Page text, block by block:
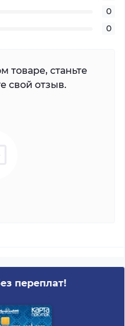
0
0
товаре, станьте
свой отзыв.
переплат!